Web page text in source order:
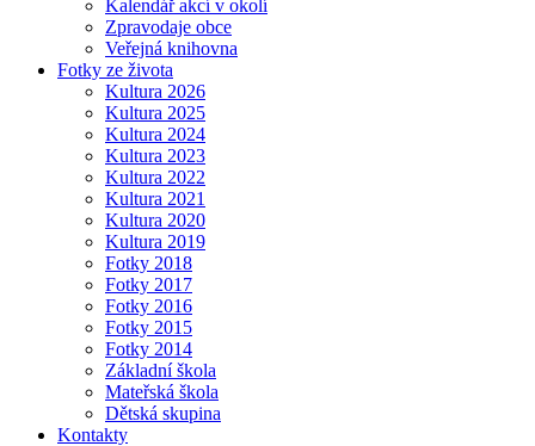
Kalendář akcí v okolí
Zpravodaje obce
Veřejná knihovna
Fotky ze života
Kultura 2026
Kultura 2025
Kultura 2024
Kultura 2023
Kultura 2022
Kultura 2021
Kultura 2020
Kultura 2019
Fotky 2018
Fotky 2017
Fotky 2016
Fotky 2015
Fotky 2014
Základní škola
Mateřská škola
Dětská skupina
Kontakty